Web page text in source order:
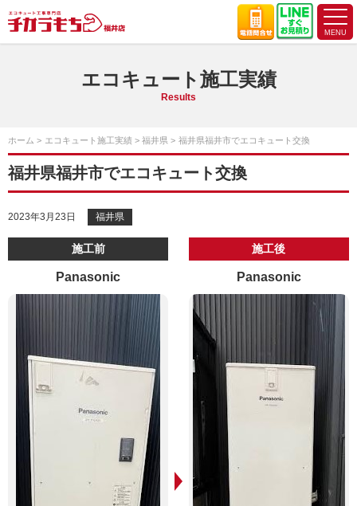
エコキュート施工実績
Results
ホーム エコキュート施工実績 福井県 福井県福井市でエコキュート交換
福井県福井市でエコキュート交換
2023年3月23日 福井県
施工前
Panasonic
施工後
Panasonic